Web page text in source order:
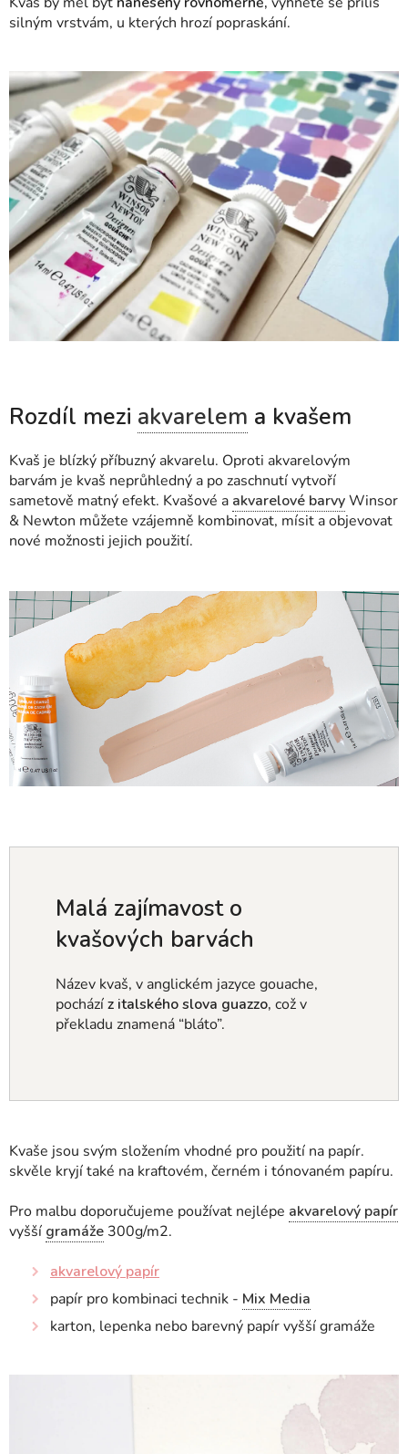
silným vrstvám, u kterých hrozí popraskání.
Rozdíl mezi akvarelem a kvašem
Kvaš je blízký příbuzný akvarelu. Oproti akvarelovým
barvám je kvaš neprůhledný a po zaschnutí vytvoří
sametově matný efekt. Kvašové a akvarelové barvyWinsor
& Newton můžete vzájemně kombinovat, mísit a objevovat
nové možnosti jejich použití.
Malá zajímavost o
kvašových barvách
Název kvaš, v anglickém jazyce gouache,
pocházíz italského slova guazzo, což v
překladu znamená “bláto”.
Kvaše jsou svým složením vhodné pro použití na papír.
skvěle kryjí také na kraftovém, černém i tónovaném papíru.
Pro malbu doporučujeme používat nejlépe akvarelový papír
vyšší gramáže 300g/m2.
akvarelový papír
papír pro kombinaci technik - Mix Media
karton, lepenka nebo barevný papír vyšší gramáže